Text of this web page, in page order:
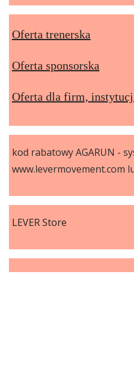
Oferta trenerska
Oferta sponsorska
Oferta dla firm,
kod rabatowy AGARUN -
www.levermovement.com
LEVER Store